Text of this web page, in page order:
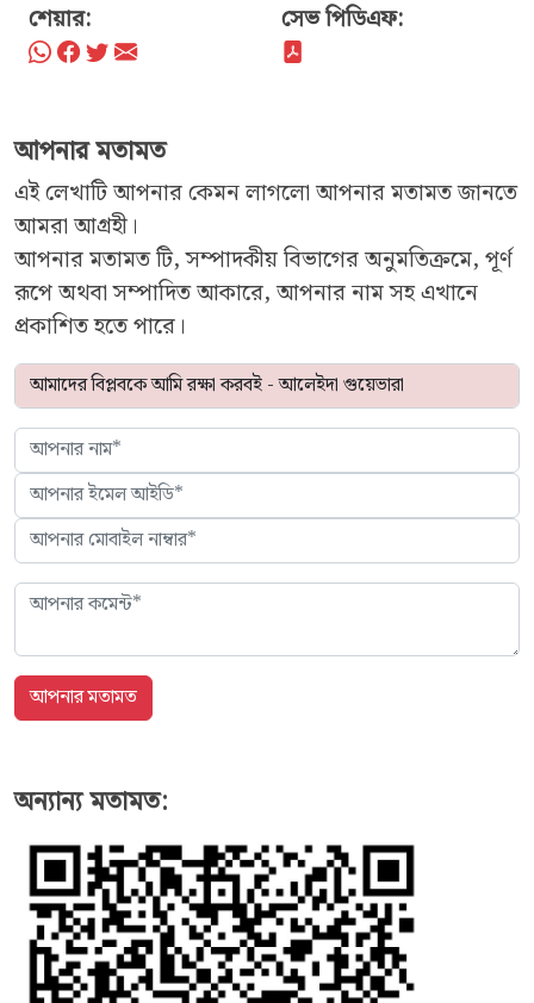
শেয়ার:
সেভ পিডিএফ:
আপনার মতামত
এই লেখাটি আপনার কেমন লাগলো আপনার মতামত জানতে
আমরা আগ্রহী।
আপনার মতামত টি, সম্পাদকীয় বিভাগের অনুমতিক্রমে, পূর্ণ
রূপে অথবা সম্পাদিত আকারে, আপনার নাম সহ এখানে
প্রকাশিত হতে পারে।
অন্যান্য মতামত: